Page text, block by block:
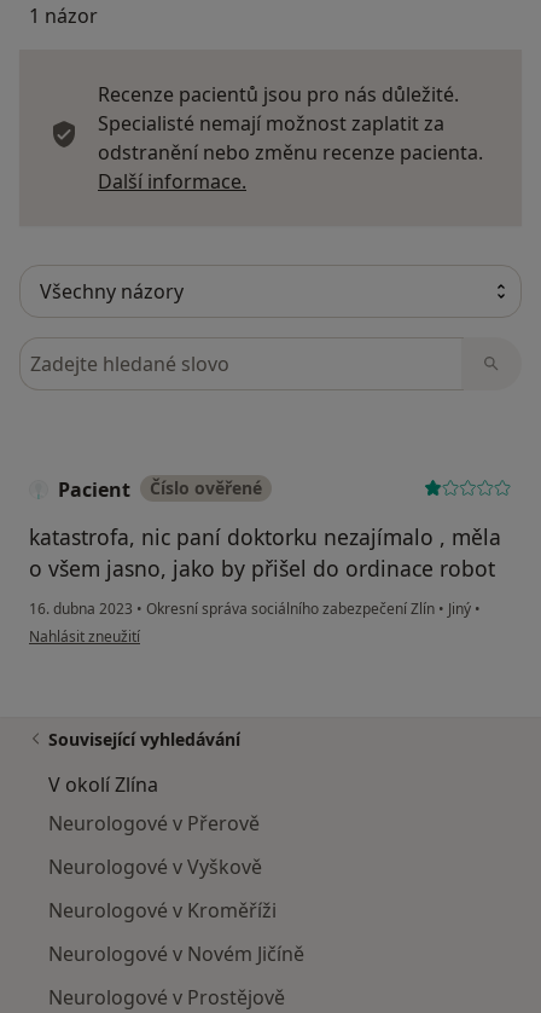
1 názor
Recenze pacientů jsou pro nás důležité.
Specialisté nemají možnost zaplatit za
odstranění nebo změnu recenze pacienta.
Další informace.
Hledejte v názorech
Pacient Číslo ověřené
katastrofa, nic paní doktorku nezajímalo , měla
o všem jasno, jako by přišel do ordinace robot
16. dubna 2023 • Okresní správa sociálního zabezpečení Zlín • Jiný •
podle názoru uživatele Pacient
Nahlásit zneužití
Související vyhledávání
V okolí Zlína
Neurologové v Přerově
Neurologové v Vyškově
Neurologové v Kroměříži
Neurologové v Novém Jičíně
Neurologové v Prostějově